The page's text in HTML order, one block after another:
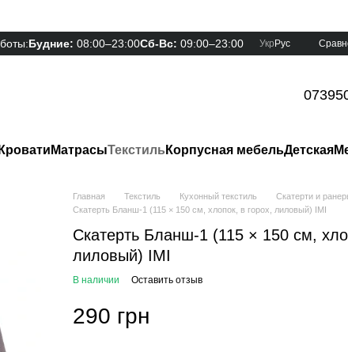
Будние: 08:00–23:00Сб-Вс: 09:00–23:00 Укр Рус
Кровати МатрасыТекстиль Корпусная мебельДетская
Главная Текстиль Кухонный текстиль
Скатерти и
Скатерть Бланш-1 (115 × 150 см, хлопок, в горох, лиловый) IMI
Скатерть Бланш-1 (115 × 150 см,
лиловый) IMI
В наличии Оставить отзыв
290 грн